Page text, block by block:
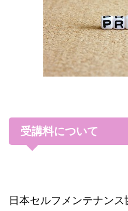
受講料について
日本セルフメンテナン